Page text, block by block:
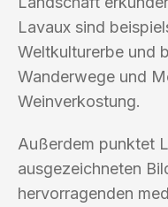
Lavaux sind
Weltkulturerbe und
Wanderwege und
Weinverkostung.
Außerdem punktet
ausgezeichneten
hervorragenden